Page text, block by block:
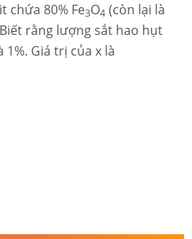
chứa 80% Fe3O4 (còn lại là
rằng lượng sắt hao hụt
Giá trị của x là